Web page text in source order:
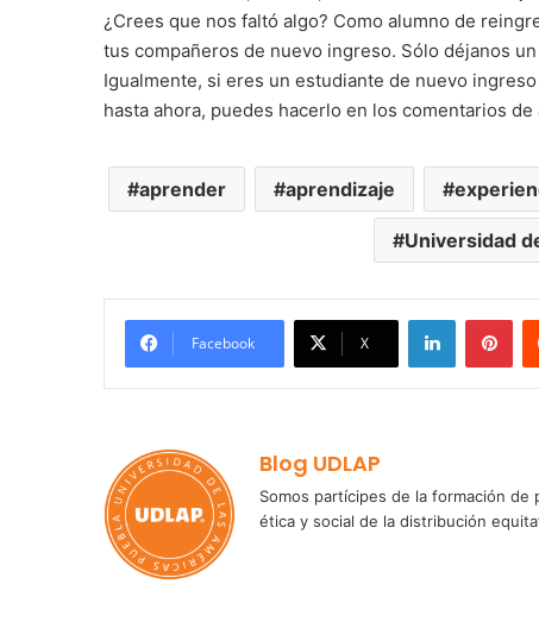
¿Crees que nos faltó algo? Como alumno de
tus compañeros de nuevo ingreso. Sólo déjanos
Igualmente, si eres un estudiante de nuevo
hasta ahora, puedes hacerlo en los comentarios de
aprender aprendizaje
Universidad
Facebook X
LinkedIn
Blog UDLAP
Somos partícipes de la formación
ética y social de la distribución